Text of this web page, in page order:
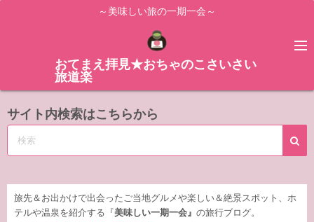
ス
ッ
～美味しい旅の一期一会～
おてまえ拝見★おちゃのこさいさい
旅道楽
サイト内検索はこちらから
旅先＆お出かけで出会ったご当地グルメや楽しい＆絶景スポット、ホ
テルや温泉を紹介する『 美味しい一期一会』 の旅行ブログ。